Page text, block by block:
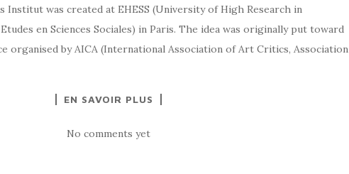
Institut was created at EHESS (University of High Research in
en Sciences Sociales) in Paris. The idea was originally put toward
organised by AICA (International Association of Art Critics, Association
EN SAVOIR PLUS
No comments yet